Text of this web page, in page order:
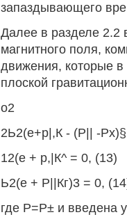
запаздывающего
Далее в разделе 2.2
магнитного поля,
движения, которые в
плоской
о2
2Ь2(е+р|,К - (Р|| -
12(е + р,|К^ = 0, (13)
Ь2(е + Р||Кг)3 = 0,
где Р=Р± и введена